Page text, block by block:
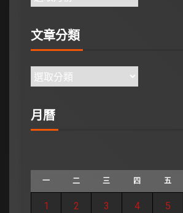
文章分類
月曆
一 二 三 四 五
1 2 3 4 5